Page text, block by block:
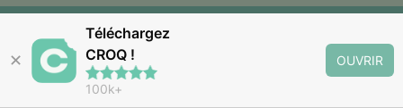
✕
Téléchargez
CROQ !
100k+
OUVRIR